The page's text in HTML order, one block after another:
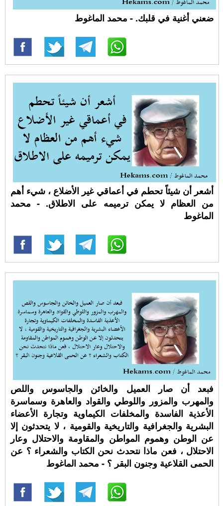
ضعني أغنية في قلبك. - محمد الماغوط
أشعر أن شيئاً تحطم في أعماقي غير الأضلاع ، شيء أهم
من العظام لا يمكن ترميمه على الاطلاق. - محمد
الماغوط
فبعد أن صار العميل والخائن والجاسوس واللص
والمهرب والمزور واللوطي والقواد والعاهرة وسماسرة
الأعذية الفاسدة والمخلفات الكيماوية وتجارة الأعضاء
البشرية والجغرافية والتاريخية والقومية ، لا يتحدثون إلا
عن الوطن وهموم المواطن والمقاومة والاحتلال وعار
الاحتلال ، فعن ماذا نتحدث نحن الكتاب والشعراء ؟ عن
الحمى القلاعية وجنون البقر ؟ - محمد الماغوط